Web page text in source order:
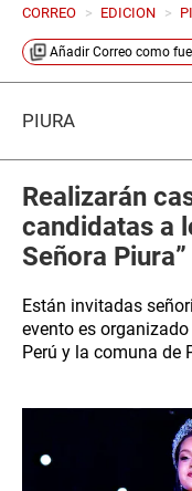
CORREO > EDICION >
Añadir Correo como
PIURA
Realizarán
candidatas a
Señora Piura”
Están invitadas
evento es
Perú y la comuna de